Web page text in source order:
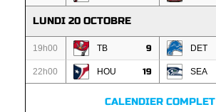
LUNDI 20 OCTOBRE
19h00 TB 9 DET
22h00 HOU 19 SEA
CALENDIER COMPLET